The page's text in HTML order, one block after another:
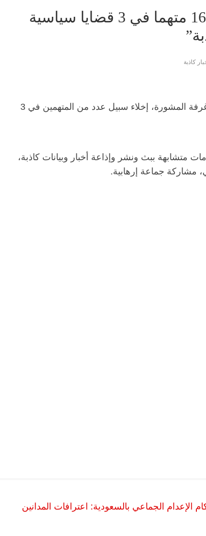
بالأسماء.. الجنايات تخلي سبيل 16 متهما في 3 قضايا سياسية
كاذبة
قررت محكمة جنايات إرهاب القاهرة، المنعقدة في غرفة المشورة، إخلاء سبيل عدد من المتهمين في 3
متشابهة ببث ونشر وإذاعة أخبار وبيانات كاذبة،
مشاركة جماعة إرهابية.
الإعدام الجماعي بالسعودية: اعترافات المدانين
الرئيسية مصر ناس وناس
مقعد شاغر على مائدة الإفطار.. يحيى